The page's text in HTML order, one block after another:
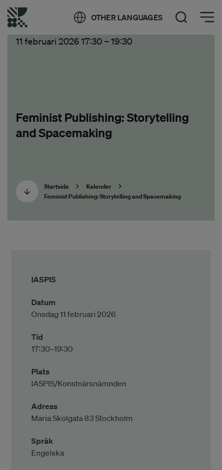
OTHER LANGUAGES Öppna sök
Öppna meny
11 februari 2026 17:30– 19:30
Feminist Publishing: Storytelling
and Spacemaking
Startsida
Kalender
Feminist Publishing: Storytelling and Spacemaking
IASPIS
Datum
Onsdag 11 februari 2026
Tid
17:30–19:30
Plats
IASPIS/Konstnärsnämnden
Adress
Maria Skolgata 83 Stockholm
Språk
Engelska